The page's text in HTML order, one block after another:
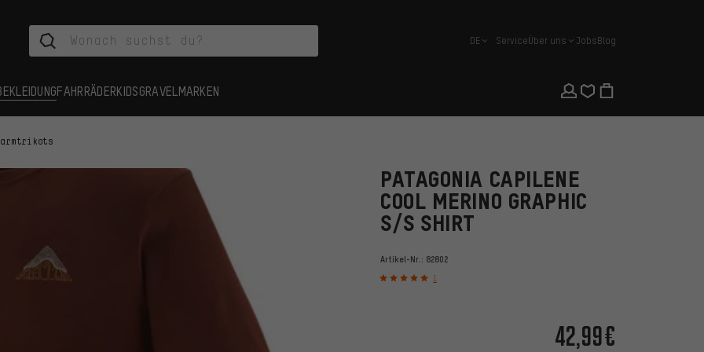
Deutsch
DE ServiceÜber uns JobsBlog
FAHRRÄDERKIDSGRAVEL MARKEN
PATAGONIA CAPILENE
COOL MERINO GRAPHIC
S/S SHIRT
Artikel-Nr.: 82802
1
42,99€